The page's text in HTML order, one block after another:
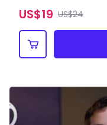
US$19 US$24